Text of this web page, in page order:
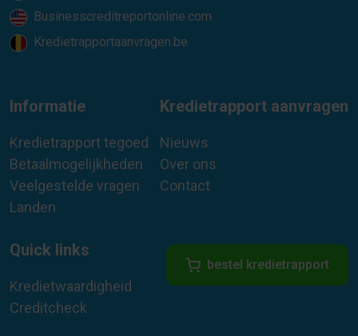
Businesscreditreportonline.com
Kredietrapportaanvragen.be
Informatie
Kredietrapport tegoed
Betaalmogelijkheden
Veelgestelde vragen
Landen
Kredietrapport aanvragen
Nieuws
Over ons
Contact
Quick links
Kredietwaardigheid
Creditcheck
bestel kredietrapport